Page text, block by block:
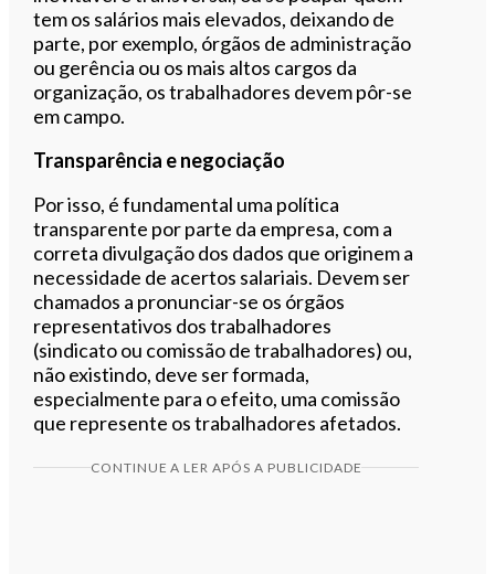
tem os salários mais elevados, deixando de
parte, por exemplo, órgãos de administração
ou gerência ou os mais altos cargos da
organização, os trabalhadores devem pôr-se
em campo.
Transparência e negociação
Por isso, é fundamental uma política
transparente por parte da empresa, com a
correta divulgação dos dados que originem a
necessidade de acertos salariais. Devem ser
chamados a pronunciar-se os órgãos
representativos dos trabalhadores
(sindicato ou comissão de trabalhadores) ou,
não existindo, deve ser formada,
especialmente para o efeito, uma comissão
que represente os trabalhadores afetados.
CONTINUE A LER APÓS A PUBLICIDADE